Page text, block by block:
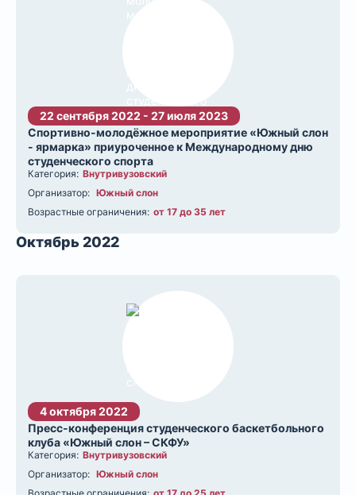
22 сентября 2022 - 27 июля 2023
Спортивно-молодёжное мероприятие «Южный слон
- ярмарка» приуроченное к Международному дню
студенческого спорта
Категория: Внутривузовский
Организатор: Южный слон
Возрастные ограничения: от 17 до 35 лет
Октябрь 2022
4 октября 2022
Пресс-конференция студенческого баскетбольного
клуба «Южный слон – СКФУ»
Категория: Внутривузовский
Организатор: Южный слон